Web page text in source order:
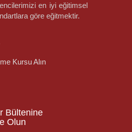
en iyi eğitimsel
göre eğitmektir.
Kursu Alın
Bültenine
Olun